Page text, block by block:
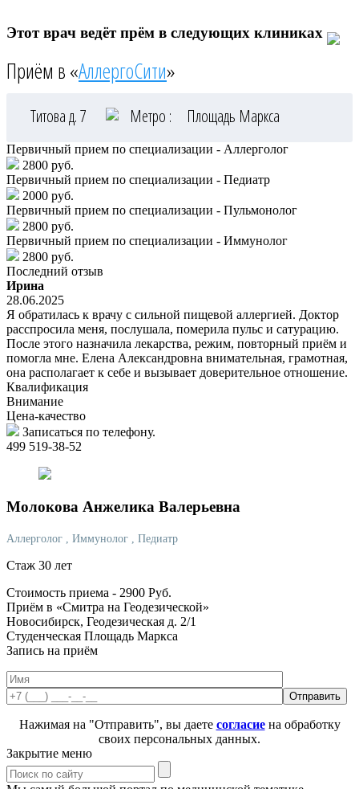
Этот врач ведёт прём в следующих клиниках
Приём в «АллергоСити»
Титова д. 7 Метро : Площадь Маркса
Первичный прием по специализации - Аллерголог
2800 руб.
Первичный прием по специализации - Педиатр
2000 руб.
Первичный прием по специализации - Пульмонолог
2800 руб.
Первичный прием по специализации - Иммунолог
2800 руб.
Последний отзыв
Ирина
28.06.2025
Я обратилась к врачу с сильной пищевой аллергией. Доктор
расспросила меня, послушала, померила пульс и сатурацию.
После этого назначила лекарства, режим, повторный приём и
помогла мне. Елена Александровна внимательная, грамотная,
она располагает к себе и вызывает доверительное отношение.
Квалификация
Внимание
Цена-качество
Записаться по телефону.
499 519-38-52
Молокова Анжелика Валерьевна
Аллерголог , Иммунолог , Педиатр
Стаж 30 лет
Стоимость приема - 2900 Руб.
Приём в «Смитра на Геодезической»
Новосибирск, Геодезическая д. 2/1
Студенческая Площадь Маркса
Запись на приём
Нажимая на "Отправить", вы даете согласиена обработку
своих персональных данных.
Закрытие меню